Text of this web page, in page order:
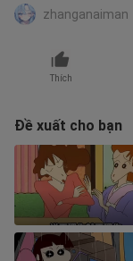
zhanganaiman
Thích
Đề xuất cho bạn